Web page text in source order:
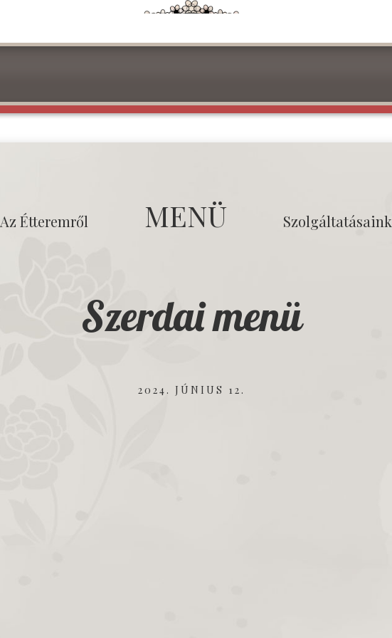
Az Étteremről MENÜ Szolgáltatásaink
Szerdai menü
2024. JÚNIUS 12.